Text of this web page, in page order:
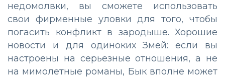
недомолвки, вы сможете использовать
свои фирменные уловки для того, чтобы
погасить конфликт в зародыше. Хорошие
новости и для одиноких Змей: если вы
настроены на серьезные отношения, а не
на мимолетные романы, Бык вполне может